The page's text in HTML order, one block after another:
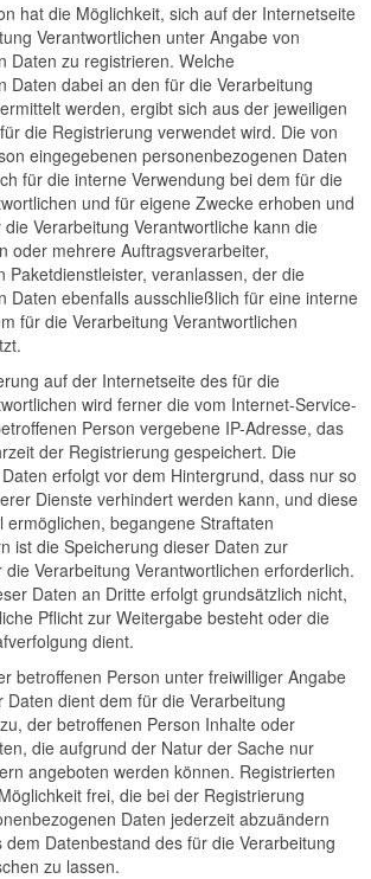
hat die Möglichkeit, sich auf der Internetseite
Verantwortlichen unter Angabe von
Daten zu registrieren. Welche
Daten dabei an den für die Verarbeitung
werden, ergibt sich aus der jeweiligen
die Registrierung verwendet wird. Die von
eingegebenen personenbezogenen Daten
für die interne Verwendung bei dem für die
und für eigene Zwecke erhoben und
Verarbeitung Verantwortliche kann die
oder mehrere Auftragsverarbeiter,
Paketdienstleister, veranlassen, der die
Daten ebenfalls ausschließlich für eine interne
für die Verarbeitung Verantwortlichen
auf der Internetseite des für die
wird ferner die vom Internet-Service-
Person vergebene IP-Adresse, das
der Registrierung gespeichert. Die
erfolgt vor dem Hintergrund, dass nur so
Dienste verhindert werden kann, und diese
ermöglichen, begangene Straftaten
ist die Speicherung dieser Daten zur
Verarbeitung Verantwortlichen erforderlich.
Daten an Dritte erfolgt grundsätzlich nicht,
Pflicht zur Weitergabe besteht oder die
dient.
betroffenen Person unter freiwilliger Angabe
dient dem für die Verarbeitung
der betroffenen Person Inhalte oder
die aufgrund der Natur der Sache nur
angeboten werden können. Registrierten
frei, die bei der Registrierung
Daten jederzeit abzuändern
Datenbestand des für die Verarbeitung
zu lassen.